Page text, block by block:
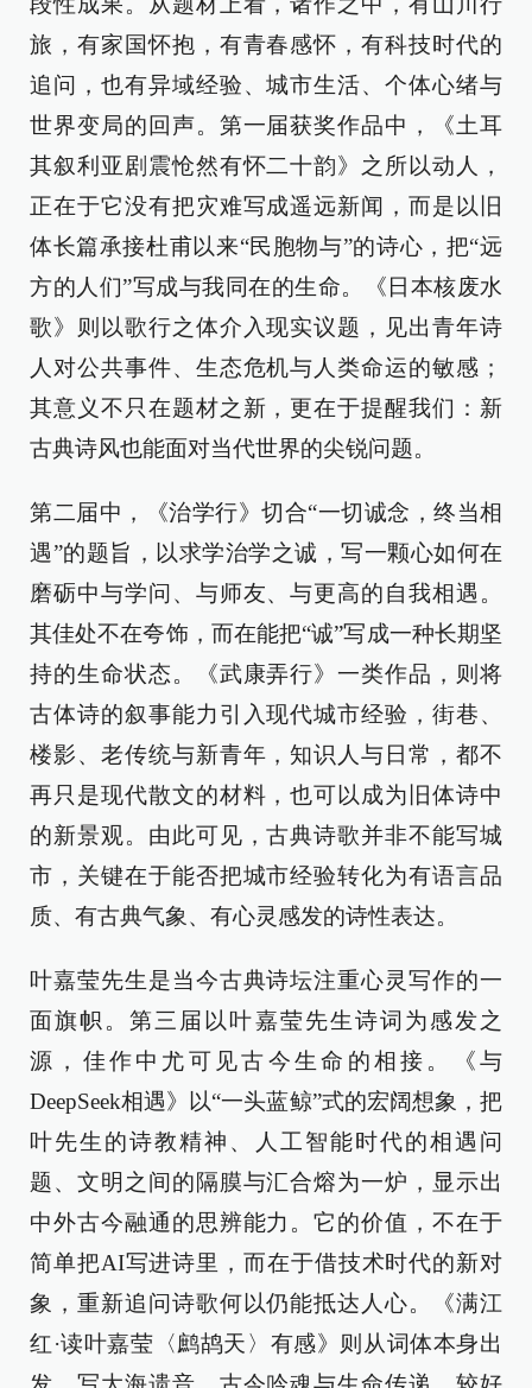
旅，有家国怀抱，有青春感怀，有科技时代的
追问，也有异域经验、城市生活、个体心绪与
世界变局的回声。第一届获奖作品中，《土耳
其叙利亚剧震怆然有怀二十韵》之所以动人，
正在于它没有把灾难写成遥远新闻，而是以旧
体长篇承接杜甫以来“民胞物与”的诗心，把“远
方的人们”写成与我同在的生命。《日本核废水
歌》则以歌行之体介入现实议题，见出青年诗
人对公共事件、生态危机与人类命运的敏感；
其意义不只在题材之新，更在于提醒我们：新
古典诗风也能面对当代世界的尖锐问题。
第二届中，《治学行》切合“一切诚念，终当相
遇”的题旨，以求学治学之诚，写一颗心如何在
磨砺中与学问、与师友、与更高的自我相遇。
其佳处不在夸饰，而在能把“诚”写成一种长期坚
持的生命状态。《武康弄行》一类作品，则将
古体诗的叙事能力引入现代城市经验，街巷、
楼影、老传统与新青年，知识人与日常，都不
再只是现代散文的材料，也可以成为旧体诗中
的新景观。由此可见，古典诗歌并非不能写城
市，关键在于能否把城市经验转化为有语言品
质、有古典气象、有心灵感发的诗性表达。
叶嘉莹先生是当今古典诗坛注重心灵写作的一
面旗帜。第三届以叶嘉莹先生诗词为感发之
源，佳作中尤可见古今生命的相接。《与
DeepSeek相遇》以“一头蓝鲸”式的宏阔想象，把
叶先生的诗教精神、人工智能时代的相遇问
题、文明之间的隔膜与汇合熔为一炉，显示出
中外古今融通的思辨能力。它的价值，不在于
简单把AI写进诗里，而在于借技术时代的新对
象，重新追问诗歌何以仍能抵达人心。《满江
红·读叶嘉莹〈鹧鸪天〉有感》则从词体本身出